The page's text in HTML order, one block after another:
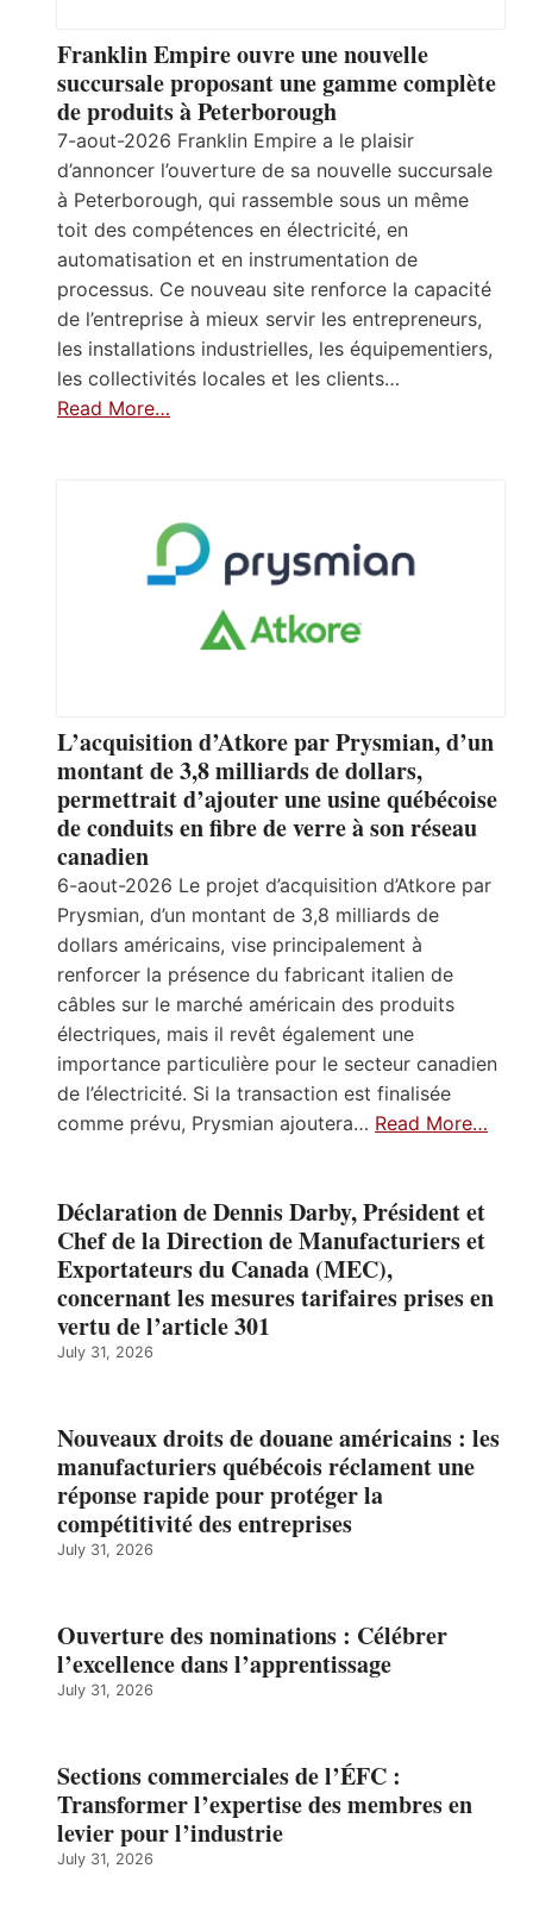
Franklin Empire ouvre une nouvelle
succursale proposant une gamme complète
de produits à Peterborough
7-aout-2026 Franklin Empire a le plaisir
d’annoncer l’ouverture de sa nouvelle succursale
à Peterborough, qui rassemble sous un même
toit des compétences en électricité, en
automatisation et en instrumentation de
processus. Ce nouveau site renforce la capacité
de l’entreprise à mieux servir les entrepreneurs,
les installations industrielles, les équipementiers,
les collectivités locales et les clients…
Read More…
L’acquisition d’Atkore par Prysmian, d’un
montant de 3,8 milliards de dollars,
permettrait d’ajouter une usine québécoise
de conduits en fibre de verre à son réseau
canadien
6-aout-2026 Le projet d’acquisition d’Atkore par
Prysmian, d’un montant de 3,8 milliards de
dollars américains, vise principalement à
renforcer la présence du fabricant italien de
câbles sur le marché américain des produits
électriques, mais il revêt également une
importance particulière pour le secteur canadien
de l’électricité. Si la transaction est finalisée
comme prévu, Prysmian ajoutera… Read More…
Déclaration de Dennis Darby, Président et
Chef de la Direction de Manufacturiers et
Exportateurs du Canada (MEC),
concernant les mesures tarifaires prises en
vertu de l’article 301
July 31, 2026
Nouveaux droits de douane américains : les
manufacturiers québécois réclament une
réponse rapide pour protéger la
compétitivité des entreprises
July 31, 2026
Ouverture des nominations : Célébrer
l’excellence dans l’apprentissage
July 31, 2026
Sections commerciales de l’ÉFC :
Transformer l’expertise des membres en
levier pour l’industrie
July 31, 2026